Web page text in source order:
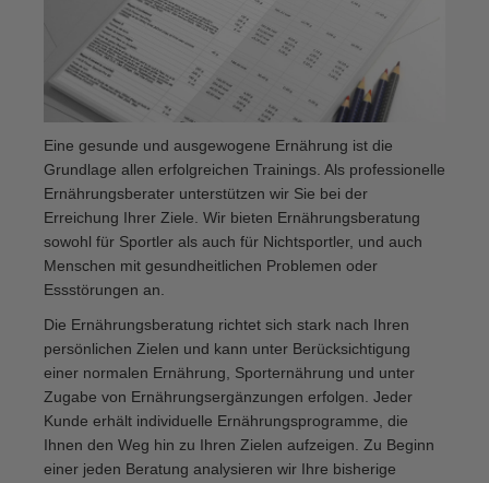
Eine gesunde und ausgewogene Ernährung ist die
Grundlage allen erfolgreichen Trainings. Als professionelle
Ernährungsberater unterstützen wir Sie bei der
Erreichung Ihrer Ziele. Wir bieten Ernährungsberatung
sowohl für Sportler als auch für Nichtsportler, und auch
Menschen mit gesundheitlichen Problemen oder
Essstörungen an.
Die Ernährungsberatung richtet sich stark nach Ihren
persönlichen Zielen und kann unter Berücksichtigung
einer normalen Ernährung, Sporternährung und unter
Zugabe von Ernährungsergänzungen erfolgen. Jeder
Kunde erhält individuelle Ernährungsprogramme, die
Ihnen den Weg hin zu Ihren Zielen aufzeigen. Zu Beginn
einer jeden Beratung analysieren wir Ihre bisherige